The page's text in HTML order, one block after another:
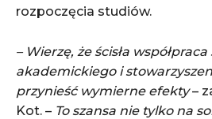
rozpoczęcia studiów.
– Wierzę, że ścisła
akademickiego i
przynieść wymierne efekty–
Kot. – To szansa nie tylko na